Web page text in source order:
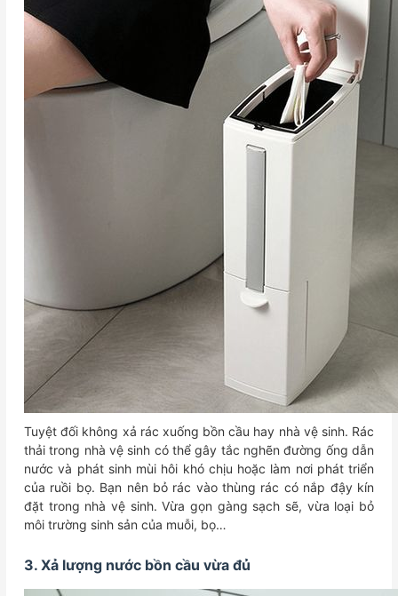
Tuyệt đối không xả rác xuống bồn cầu hay nhà vệ sinh. Rác
thải trong nhà vệ sinh có thể gây tắc nghẽn đường ống dẫn
nước và phát sinh mùi hôi khó chịu hoặc làm nơi phát triển
của ruồi bọ. Bạn nên bỏ rác vào thùng rác có nắp đậy kín
đặt trong nhà vệ sinh. Vừa gọn gàng sạch sẽ, vừa loại bỏ
môi trường sinh sản của muỗi, bọ…
3. Xả lượng nước bồn cầu vừa đủ